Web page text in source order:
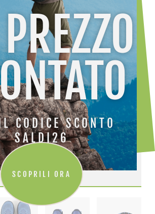
CODICE SCONTO
SALDI26
SCOPRILI ORA